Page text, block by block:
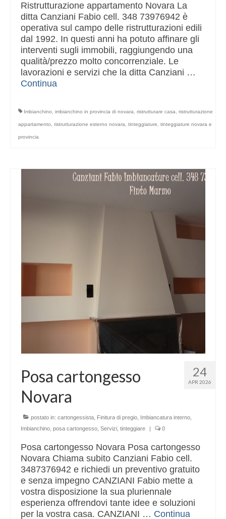
Ristrutturazione appartamento Novara La
ditta Canziani Fabio cell. 348 73976942 è
operativa sul campo delle ristrutturazioni edili
dal 1992. In questi anni ha potuto affinare gli
interventi sugli immobili, raggiungendo una
qualità/prezzo molto concorrenziale. Le
lavorazioni e servizi che la ditta Canziani …
Continua
Imbianchino, imbianchino in provincia di novara, ristrutturare casa, ristrutturazione
appartamento, ristrutturazione esterno novara, tinteggiature, tinteggiature novara e
provincia
24
APR 2026
Posa cartongesso
Novara
postato in: cartongessista, Finitura di pregio, Imbiancatura interno,
Imbianchino, posa cartongesso, Servizi, tinteggiare 0
Posa cartongesso Novara Posa cartongesso
Novara Chiama subito Canziani Fabio cell.
3487376942 e richiedi un preventivo gratuito
e senza impegno CANZIANI Fabio mette a
vostra disposizione la sua pluriennale
esperienza offrendovi tante idee e soluzioni
per la vostra casa. CANZIANI … Continua